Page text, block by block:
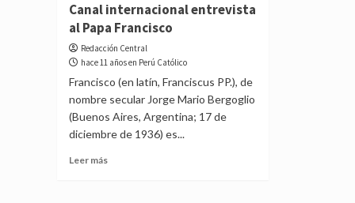
la
importancia
del
noviazgo
la
audiencia
general
de
miércoles
Canal internacional entrevista
al Papa Francisco
Redacción Central
hace 11 años en Perú Católico
Francisco (en latín, Franciscus PP.), de
nombre secular Jorge Mario Bergoglio
(Buenos Aires, Argentina; 17 de
diciembre de 1936) es...
Leer más